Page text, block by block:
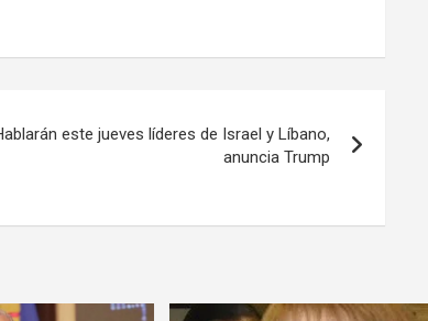
este jueves líderes de Israel y Líbano,
anuncia Trump